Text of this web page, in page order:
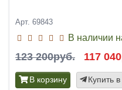
Арт. 69843
В наличии
123 200руб. 117
В корзину Купить